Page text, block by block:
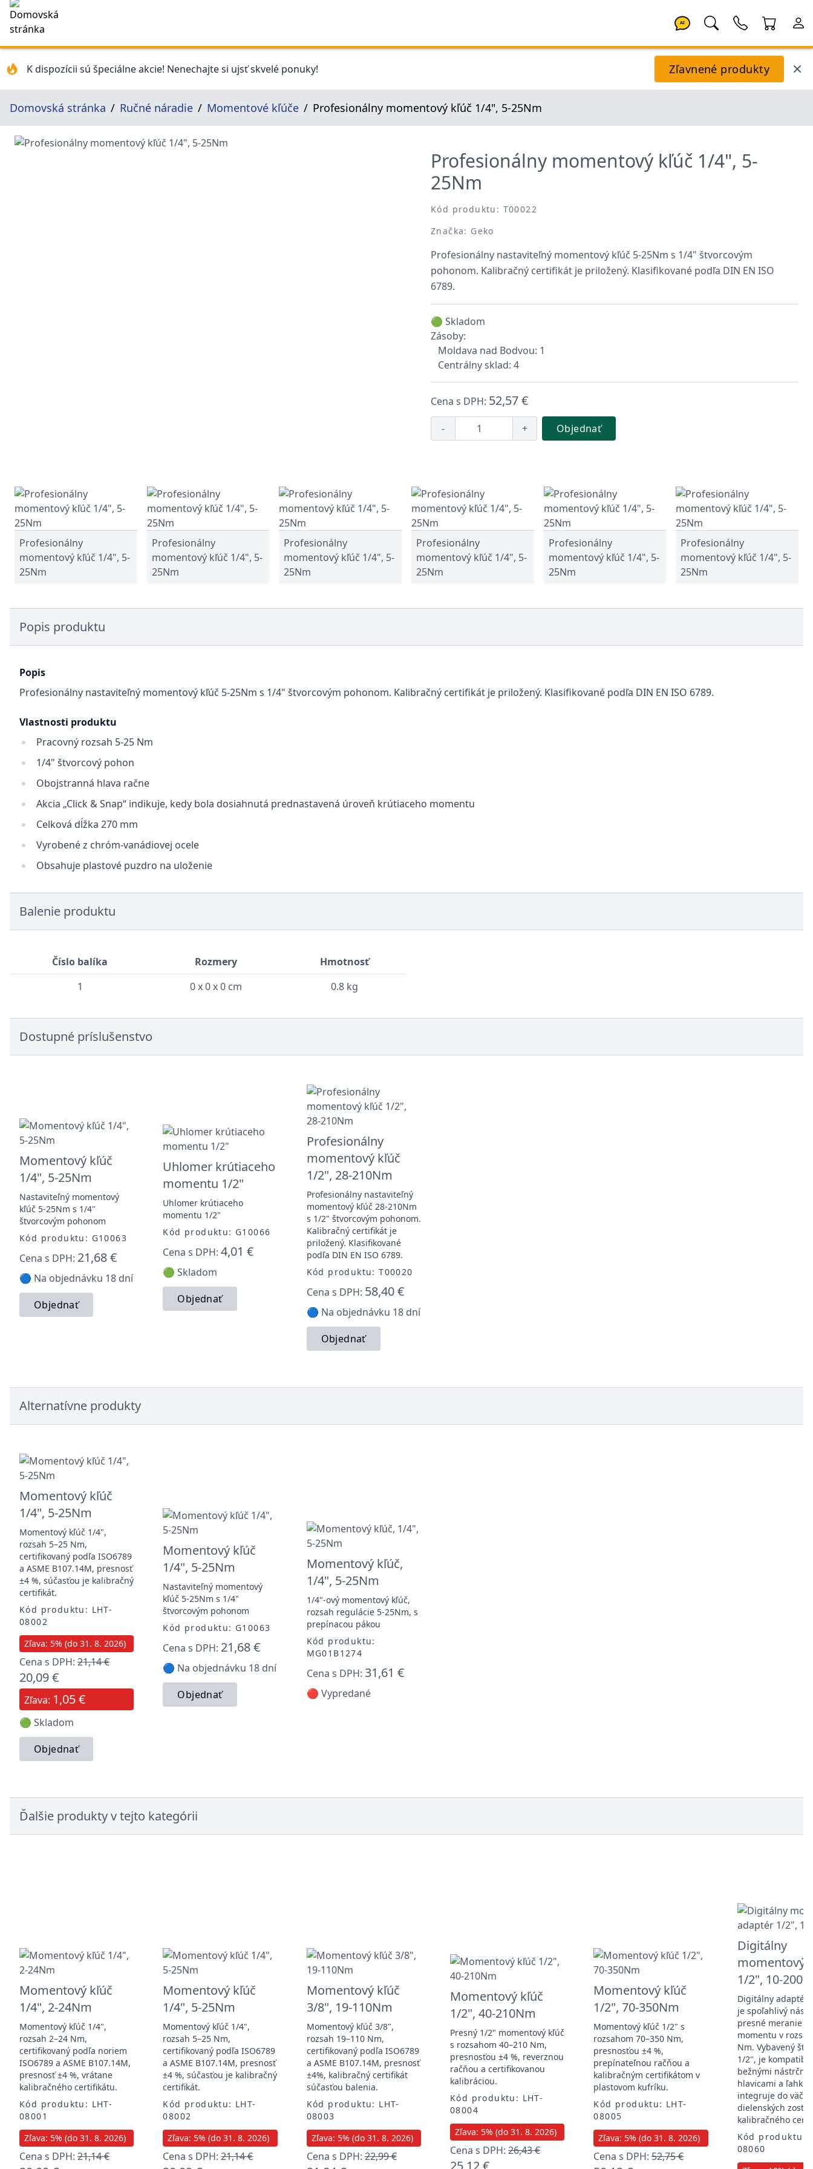
AI
K dispozícii sú špeciálne akcie! Nenechajte si ujsť skvelé ponuky! Zľavnené produkty
Domovská stránka Ručné náradie Momentové kľúče Profesionálny momentový kľúč 1/4", 5-25Nm
Profesionálny momentový kľúč 1/4", 5-
25Nm
Kód produktu: T00022
Značka: Geko
Profesionálny nastaviteľný momentový kľúč 5-25Nm s 1/4" štvorcovým
pohonom. Kalibračný certifikát je priložený. Klasifikované podľa DIN EN ISO
6789.
🟢 Skladom
Zásoby:
Moldava nad Bodvou: 1
Centrálny sklad: 4
Cena s DPH: 52,57 €
- + Objednať
Profesionálny
momentový kľúč 1/4", 5-
25Nm
Profesionálny
momentový kľúč 1/4", 5-
25Nm
Profesionálny
momentový kľúč 1/4", 5-
25Nm
Profesionálny
momentový kľúč 1/4", 5-
25Nm
Profesionálny
momentový kľúč 1/4", 5-
25Nm
Profesionálny
momentový kľúč 1/4", 5-
25Nm
Popis produktu
Popis
Profesionálny nastaviteľný momentový kľúč 5-25Nm s 1/4" štvorcovým pohonom. Kalibračný certifikát je priložený. Klasifikované podľa DIN EN ISO 6789.
Vlastnosti produktu
Pracovný rozsah 5-25 Nm
1/4" štvorcový pohon
Obojstranná hlava račne
Akcia „Click & Snap“ indikuje, kedy bola dosiahnutá prednastavená úroveň krútiaceho momentu
Celková dĺžka 270 mm
Vyrobené z chróm-vanádiovej ocele
Obsahuje plastové puzdro na uloženie
Balenie produktu
Číslo balíka Rozmery
Hmotnosť
1
0 x 0 x 0 cm 0.8 kg
Dostupné príslušenstvo
Momentový kľúč
1/4", 5-25Nm
Nastaviteľný momentový
kľúč 5-25Nm s 1/4"
štvorcovým pohonom
Kód produktu: G10063
Cena s DPH: 21,68 €
🔵 Na objednávku 18 dní
Objednať
Uhlomer krútiaceho
momentu 1/2"
Uhlomer krútiaceho
momentu 1/2"
Kód produktu: G10066
Cena s DPH:4,01 €
🟢 Skladom
Objednať
Profesionálny
momentový kľúč
1/2", 28-210Nm
Profesionálny nastaviteľný
momentový kľúč 28-210Nm
s 1/2" štvorcovým pohonom.
Kalibračný certifikát je
priložený. Klasifikované
podľa DIN EN ISO 6789.
Kód produktu: T00020
Cena s DPH: 58,40 €
🔵 Na objednávku 18 dní
Objednať
Alternatívne produkty
Momentový kľúč
1/4", 5-25Nm
Momentový kľúč 1/4",
rozsah 5–25 Nm,
certifikovaný podľa ISO6789
a ASME B107.14M, presnosť
±4 %, súčasťou je kalibračný
certifikát.
Kód produktu: LHT-
08002
Zľava: 5% (do 31. 8. 2026)
Cena s DPH: 21,14 €
20,09 €
Zľava: 1,05 €
🟢 Skladom
Objednať
Momentový kľúč
1/4", 5-25Nm
Nastaviteľný momentový
kľúč 5-25Nm s 1/4"
štvorcovým pohonom
Kód produktu: G10063
Cena s DPH: 21,68 €
🔵 Na objednávku 18 dní
Objednať
Momentový kľúč,
1/4", 5-25Nm
1/4"-ový momentový kľúč,
rozsah regulácie 5-25Nm, s
prepínacou pákou
Kód produktu:
MG01B1274
Cena s DPH: 31,61 €
🔴 Vypredané
Ďalšie produkty v tejto kategórii
Momentový kľúč
1/4", 2-24Nm
Momentový kľúč 1/4",
rozsah 2–24 Nm,
certifikovaný podľa noriem
ISO6789 a ASME B107.14M,
presnosť ±4 %, vrátane
kalibračného certifikátu.
Kód produktu: LHT-
08001
Zľava: 5% (do 31. 8. 2026)
Cena s DPH: 21,14 €
Momentový kľúč
1/4", 5-25Nm
Momentový kľúč 1/4",
rozsah 5–25 Nm,
certifikovaný podľa ISO6789
a ASME B107.14M, presnosť
±4 %, súčasťou je kalibračný
certifikát.
Kód produktu: LHT-
08002
Zľava: 5% (do 31. 8. 2026)
Cena s DPH:21,14 €
Momentový kľúč
3/8", 19-110Nm
Momentový kľúč 3/8",
rozsah 19–110 Nm,
certifikovaný podľa ISO6789
a ASME B107.14M, presnosť
±4%, kalibračný certifikát
súčasťou balenia.
Kód produktu: LHT-
08003
Zľava: 5% (do 31. 8. 2026)
Cena s DPH:22,99 €
Momentový kľúč
1/2", 40-210Nm
Presný 1/2" momentový kľúč
s rozsahom 40–210 Nm,
presnosťou ±4 %, reverznou
račňou a certifikovanou
kalibráciou.
Kód produktu: LHT-
08004
Zľava: 5% (do 31. 8. 2026)
Cena s DPH: 26,43 €
25,12 €
Momentový kľúč
1/2", 70-350Nm
Momentový kľúč 1/2" s
rozsahom 70–350 Nm,
presnosťou ±4 %,
prepínateľnou račňou a
kalibračným certifikátom v
plastovom kufríku.
Kód produktu: LHT-
08005
Zľava: 5% (do 31. 8. 2026)
Cena s DPH:52,75 €
Digitálny
momentový
1/2", 10-
Digitálny adaptér
je spoľahlivý
presné meranie
momentu v
Nm. Vybavený
1/2", je
bežnými
hlavicami a ľahko
integruje do
dielenských
kalibračného
Kód produktu:
08060